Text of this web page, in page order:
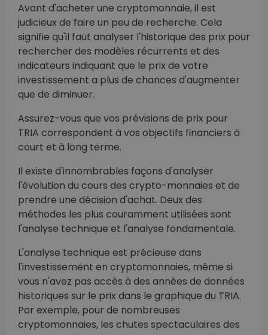
Avant d'acheter une cryptomonnaie, il est
judicieux de faire un peu de recherche. Cela
signifie qu'il faut analyser l'historique des prix pour
rechercher des modèles récurrents et des
indicateurs indiquant que le prix de votre
investissement a plus de chances d'augmenter
que de diminuer.
Assurez-vous que vos prévisions de prix pour
TRIA correspondent à vos objectifs financiers à
court et à long terme.
Il existe d'innombrables façons d'analyser
l'évolution du cours des crypto-monnaies et de
prendre une décision d'achat. Deux des
méthodes les plus couramment utilisées sont
l'analyse technique et l'analyse fondamentale.
L'analyse technique est précieuse dans
l'investissement en cryptomonnaies, même si
vous n'avez pas accès à des années de données
historiques sur le prix dans le graphique du TRIA.
Par exemple, pour de nombreuses
cryptomonnaies, les chutes spectaculaires des